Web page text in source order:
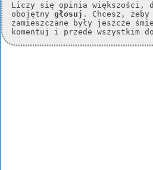
Liczy się opinia większości,
obojętny głosuj . Chcesz,
zamieszczane były jeszcze
komentuj i przede wszystkim